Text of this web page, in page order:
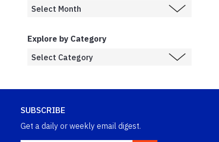
Explore by Category
SUBSCRIBE
Get a daily or weekly email digest.